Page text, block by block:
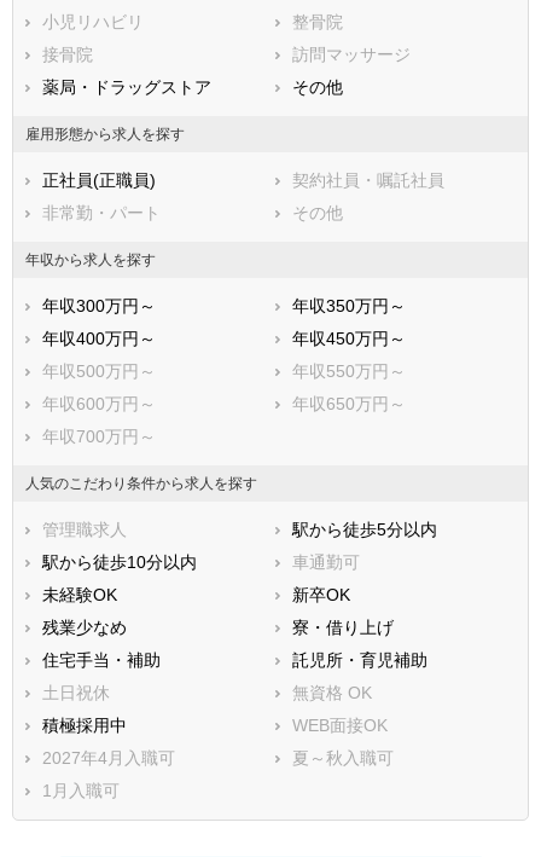
鳥取県
広島県
徳島県
香川県
愛媛県
鹿児島県
小児リハビリ
整骨院
接骨院
訪問マッサージ
薬局・ドラッグストア
その他
雇用形態から求人を探す
正社員(正職員)
契約社員・嘱託社員
非常勤・パート
その他
年収から求人を探す
年収300万円～
年収350万円～
年収400万円～
年収450万円～
年収500万円～
年収550万円～
年収600万円～
年収650万円～
年収700万円～
人気のこだわり条件から求人を探す
管理職求人
駅から徒歩5分以内
駅から徒歩10分以内
車通勤可
未経験OK
新卒OK
残業少なめ
寮・借り上げ
住宅手当・補助
託児所・育児補助
土日祝休
無資格 OK
積極採用中
WEB面接OK
2027年4月入職可
夏～秋入職可
1月入職可